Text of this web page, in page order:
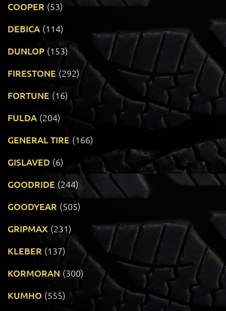
COOPER (53)
DEBICA (114)
DUNLOP (153)
FIRESTONE (292)
FORTUNE (16)
FULDA (204)
GENERAL TIRE (166)
GISLAVED (6)
GOODRIDE (244)
GOODYEAR (505)
GRIPMAX (231)
KLEBER (137)
KORMORAN (300)
KUMHO (555)